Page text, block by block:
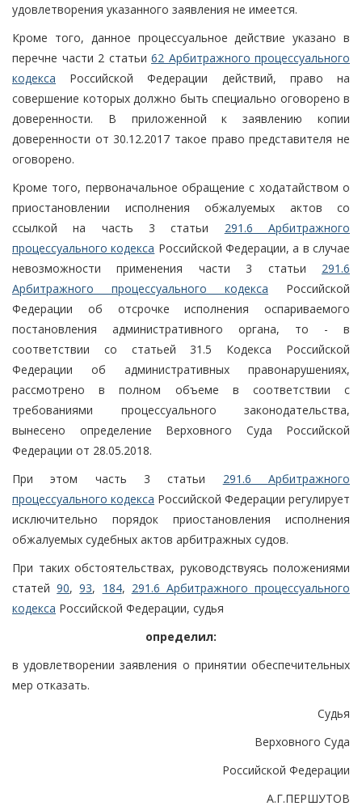
удовлетворения указанного заявления не имеется.
Кроме того, данное процессуальное действие указано в
перечне части 2 статьи 62 Арбитражного процессуального
кодекса Российской Федерации действий, право на
совершение которых должно быть специально оговорено в
доверенности. В приложенной к заявлению копии
доверенности от 30.12.2017 такое право представителя не
оговорено.
Кроме того, первоначальное обращение с ходатайством о
приостановлении исполнения обжалуемых актов со
ссылкой на часть 3 статьи 291.6 Арбитражного
процессуального кодекса Российской Федерации, а в случае
невозможности применения части 3 статьи 291.6
Арбитражного процессуального кодекса Российской
Федерации об отсрочке исполнения оспариваемого
постановления административного органа, то - в
соответствии со статьей 31.5 Кодекса Российской
Федерации об административных правонарушениях,
рассмотрено в полном объеме в соответствии с
требованиями процессуального законодательства,
вынесено определение Верховного Суда Российской
Федерации от 28.05.2018.
При этом часть 3 статьи 291.6 Арбитражного
процессуального кодекса Российской Федерации регулирует
исключительно порядок приостановления исполнения
обжалуемых судебных актов арбитражных судов.
При таких обстоятельствах, руководствуясь положениями
статей90,93, 184, 291.6 Арбитражного процессуального
кодекса Российской Федерации, судья
определил:
в удовлетворении заявления о принятии обеспечительных
мер отказать.
Судья
Верховного Суда
Российской Федерации
А.Г.ПЕРШУТОВ